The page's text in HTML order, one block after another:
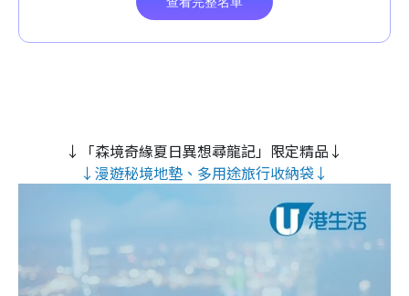
↓「森境奇緣夏日異想尋龍記」限定精品↓
↓漫遊秘境地墊、多用途旅行收納袋↓